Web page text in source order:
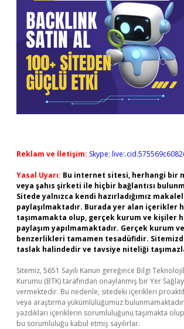
Reklam ve İletişim: Skype:
Yasal Uyarı: Bu internet sitesi, herhangi bir
veya şahıs şirketi ile hiçbir bağlantısı
Sitede yalnızca kendi hazırladığımız
paylaşılmaktadır. Burada yer alan içerikler
taşımamakta olup, gerçek kurum ve kişiler
paylaşım yapılmamaktadır. Gerçek kurum
benzerlikleri tamamen tesadüfidir.
taslak halindedir ve tavsiye niteliği
Sitemiz, 5651 Sayılı Kanun gereğince Bilgi
Kurumu (BTK) tarafından onaylanmış bir Yer
vermektedir. Bu nedenle, sitedeki içerikleri
veya araştırma yükümlülüğümüz
yazdıkları içeriklerin sorumluluğunu taşımakta
bu sorumluluğu kabul etmiş sayılırlar.